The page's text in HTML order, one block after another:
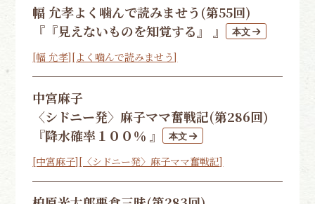
幅 允孝よく噛んで読みませう(第55回)
『『見えないものを知覚する』 』
[幅 允孝][よく噛んで読みませう]
中宮麻子
〈シドニー発〉麻子ママ奮戦記(第286回)
『降水確率１００％ 』
[中宮麻子][〈シドニー発〉麻子ママ奮戦記]